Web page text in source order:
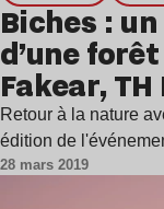
Biches :
d’une
Fakear,
Retour à la nature
édition de
28 mars 2019